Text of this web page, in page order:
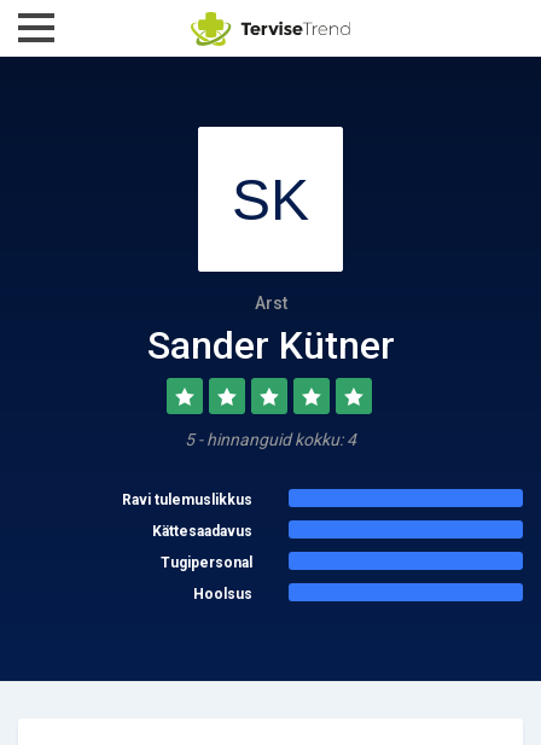
Arst
Sander Kütner
5 - hinnanguid kokku: 4
Ravi tulemuslikkus
Kättesaadavus
Tugipersonal
Hoolsus